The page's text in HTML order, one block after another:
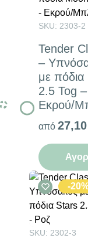
SKU: 2303-2
Tender
–
με
2.5 Tog –
Εκρού/
από 27,10
-
SKU: 2302-3